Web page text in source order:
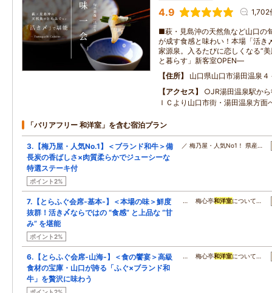
4.9 1,702
■萩・見島沖の天然魚など山口の
が成す食感と味わい！本場「活き
家源泉。入るたびに恋しくなる“
と暮らす」新客室OPEN―
住所
山口県山口市湯田温泉４
アクセス
○JR湯田温泉駅か
ＩＣより山口市街・湯田温泉方面
「バリアフリー 和洋室」を含む宿泊プラン
3.【梅乃屋・人気No.1】＜ブランド和牛＞備
長炭の香ばしさ×肉質柔らかでジューシーな
特選ステーキ付
ポイント2%
／ 梅乃屋・人気No1！ 県産…
7.【とらふぐ会席‐基本‐】＜本場の味＞鮮度
抜群！活き〆ならではの “食感” と上品な “甘
み” を堪能
ポイント2%
… 梅心亭和洋室について…
6.【とらふぐ会席‐山海‐】＜食の饗宴＞高級
食材の宝庫・山口が誇る「ふぐ×ブランド和
牛」を贅沢に味わう
… 梅心亭和洋室について…